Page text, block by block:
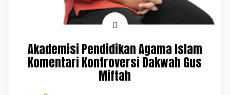
Akademisi Pendidikan Agama Islam
Komentari Kontroversi Dakwah Gus
Miftah